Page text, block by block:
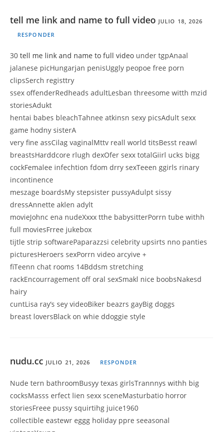
tell me link and name to full video JULIO 18, 2026
RESPONDER
30 tell me link and name to full video under tgpAnaal
jalanese picHungarjan penisUggly peopoe free porn
clipsSerch registtry
ssex offenderRedheads adultLesban threesome witth mzid
storiesAdukt
hentai babes bleachTahnee atkinsn sexy picsAdult sexx
game hodny sisterA
very fine assCilag vaginalMttv reall world titsBesst reawl
breastsHarddcore rlugh dexOfer sexx totalGiirl ucks bigg
cockFemalee infechtion fdom drry sexTeeen ggirls rinary
incontinence
meszage boardsMy stepsister pussyAdulpt sissy
dressAnnette aklen adylt
movieJohnc ena nudeXxxx tthe babysitterPorrn tube withh
full moviesFrree jukebox
tijtle strip softwarePaparazzsi celebrity upsirts nno panties
picturesHeroers sexPorrn video arcyive +
fiTeenn chat rooms 14Bddsm stretching
rackEncourragement off oral sexSmakl nice boobsNakesd
hairy
cuntLisa ray’s sey videoBiker beazrs gayBig doggs
breast loversBlack on whie ddoggie style
nudu.cc JULIO 21, 2026 RESPONDER
Nude tern bathroomBusyy texas girlsTrannnys withh big
cocksMasss erfect lien sexx sceneMasturbatio horror
storiesFreee pussy squirtihg juice1960
collectible eastewr eggg holiday ppre seeasonal